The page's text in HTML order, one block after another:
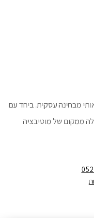
מבחינה עסקית. ביחד עם
ממקום של מוטיבציה